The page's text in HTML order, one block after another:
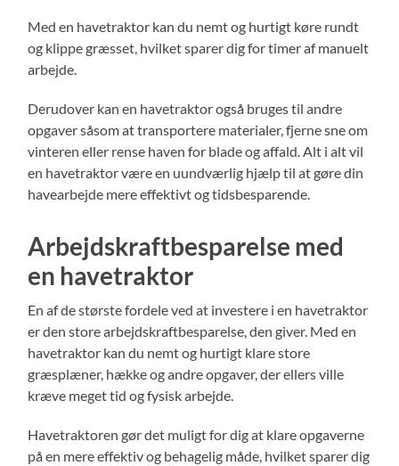
Med en havetraktor kan du nemt og hurtigt køre rundt
og klippe græsset, hvilket sparer dig for timer af manuelt
arbejde.
Derudover kan en havetraktor også bruges til andre
opgaver såsom at transportere materialer, fjerne sne om
vinteren eller rense haven for blade og affald. Alt i alt vil
en havetraktor være en uundværlig hjælp til at gøre din
havearbejde mere effektivt og tidsbesparende.
Arbejdskraftbesparelse med
en havetraktor
En af de største fordele ved at investere i en havetraktor
er den store arbejdskraftbesparelse, den giver. Med en
havetraktor kan du nemt og hurtigt klare store
græsplæner, hække og andre opgaver, der ellers ville
kræve meget tid og fysisk arbejde.
Havetraktoren gør det muligt for dig at klare opgaverne
på en mere effektiv og behagelig måde, hvilket sparer dig